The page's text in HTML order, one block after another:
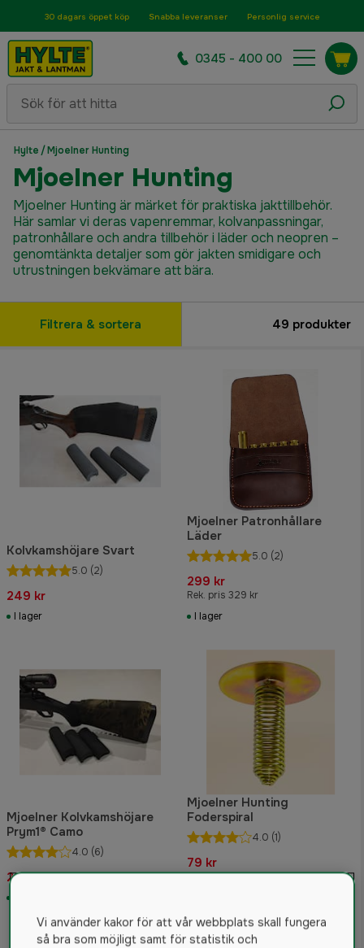
30 dagars öppet köp Snabba leveranser Personlig service
0345 - 400 00
Hylte /Mjoelner Hunting
Mjoelner Hunting
Mjoelner Hunting är märket för praktiska jakttillbehör.
Här samlar vi deras vapenremmar, kolvanpassningar,
patronhållare och andra tillbehör i läder och neopren –
genomtänkta detaljer som gör jakten smidigare och
utrustningen bekvämare att bära.
Filtrera & sortera 49 produkter
Kolvkamshöjare Svart
5.0 (2)
249 kr
I lager
Mjoelner Patronhållare
Läder
5.0 (2)
299 kr
Rek. pris 329 kr
I lager
Mjoelner Kolvkamshöjare
Prym1® Camo
4.0 (6)
249 kr
Mjoelner Hunting
Foderspiral
4.0 (1)
79 kr
Rek. pris 99 kr
Vi använder kakor för att vår webbplats skall fungera
så bra som möjligt samt för statistik och